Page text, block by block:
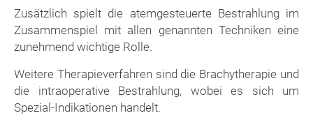
Zusätzlich spielt die atemgesteuerte Bestrahlung im
Zusammenspiel mit allen genannten Techniken eine
zunehmend wichtige Rolle.
Weitere Therapieverfahren sind die Brachytherapie und
die intraoperative Bestrahlung, wobei es sich um
Spezial-Indikationen handelt.